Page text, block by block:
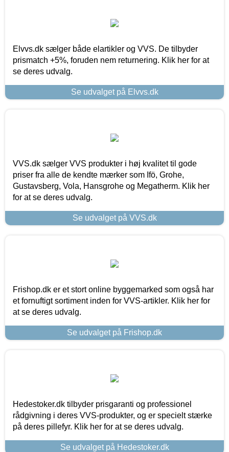
Elvvs.dk sælger både elartikler og VVS. De tilbyder
prismatch +5%, foruden nem returnering. Klik her for at
se deres udvalg.
Se udvalget på Elvvs.dk
VVS.dk sælger VVS produkter i høj kvalitet til gode
priser fra alle de kendte mærker som Ifö, Grohe,
Gustavsberg, Vola, Hansgrohe og Megatherm. Klik her
for at se deres udvalg.
Se udvalget på VVS.dk
Frishop.dk er et stort online byggemarked som også har
et fornuftigt sortiment inden for VVS-artikler. Klik her for
at se deres udvalg.
Se udvalget på Frishop.dk
Hedestoker.dk tilbyder prisgaranti og professionel
rådgivning i deres VVS-produkter, og er specielt stærke
på deres pillefyr. Klik her for at se deres udvalg.
Se udvalget på Hedestoker.dk